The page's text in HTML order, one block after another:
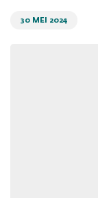
30 MEI 2024